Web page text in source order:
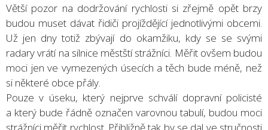
Větší pozor na dodržování rychlosti si zřejmě opět brzy
budou muset dávat řidiči projíždějící jednotlivými obcemi.
Už jen dny totiž zbývají do okamžiku, kdy se se svými
radary vrátí na silnice městští strážníci. Měřit ovšem budou
moci jen ve vymezených úsecích a těch bude méně, než
si některé obce přály.
Pouze v úseku, který nejprve schválí dopravní policisté
a který bude řádně označen varovnou tabulí, budou moci
strážníci měřit rychlost. Přibližně tak by se dal ve stručnosti